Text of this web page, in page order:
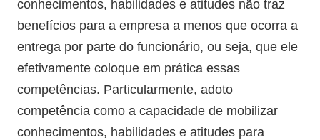
conhecimentos, habilidades e atitudes não traz
benefícios para a empresa a menos que ocorra a
entrega por parte do funcionário, ou seja, que ele
efetivamente coloque em prática essas
competências. Particularmente, adoto
competência como a capacidade de mobilizar
conhecimentos, habilidades e atitudes para